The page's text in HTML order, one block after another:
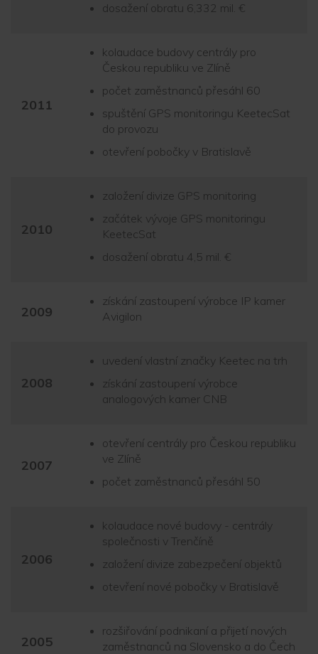
dosažení obratu 6,332 mil. €
2011
kolaudace budovy centrály pro
Českou republiku ve Zlíně
počet zaměstnanců přesáhl 60
spuštění GPS monitoringu KeetecSat
do provozu
otevření pobočky v Bratislavě
2010
založení divize GPS monitoring
začátek vývoje GPS monitoringu
KeetecSat
dosažení obratu 4,5 mil. €
2009
získání zastoupení výrobce IP kamer
Avigilon
2008
uvedení vlastní značky Keetec na trh
získání zastoupení výrobce
analogových kamer CNB
2007
otevření centrály pro Českou republiku
ve Zlíně
počet zaměstnanců přesáhl 50
2006
kolaudace nové budovy - centrály
společnosti v Trenčíně
založení divize zabezpečení objektů
otevření nové pobočky v Bratislavě
2005
rozšiřování podnikaní a přijetí nových
zaměstnanců na Slovensko a do Čech